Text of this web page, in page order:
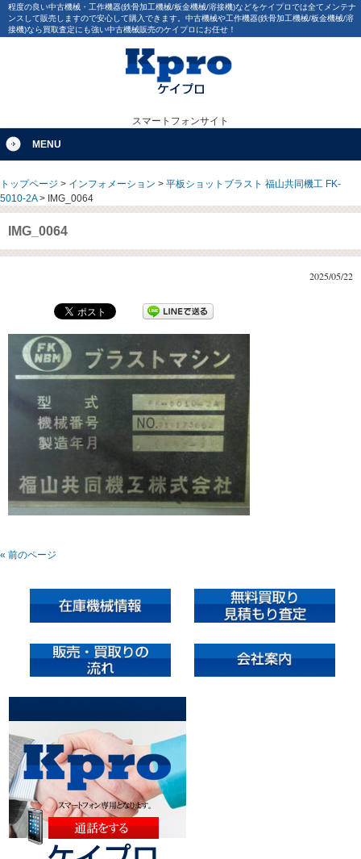
程度の良い中古機械・工作機器(鉄骨加工機械/板金機械/溶接機)などをケイプロでは全てメンテナ
ンスして販売しますので安心して購入できます。中古機械や工作機器(鉄骨加工機械/板金機械/溶
接機)なら買取査定にも強い中古機械販売のケイプロにお任せ！
スマートフォンサイト
MENU
トップページ > インフォメーション > 平板ショットブラスト 福山共同機工 FK-
5010-2A> IMG_0064
IMG_0064
2025/05/22
« 前のページ